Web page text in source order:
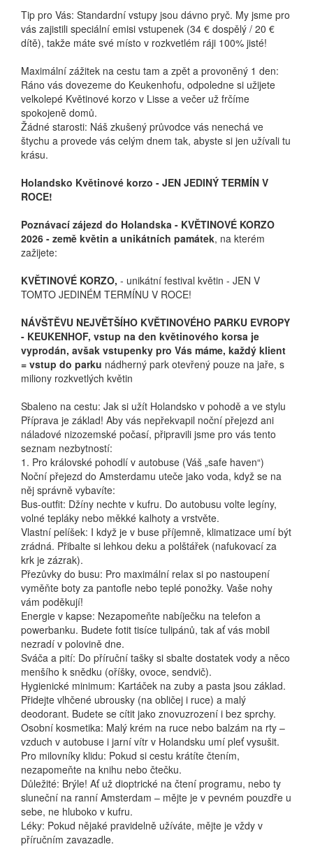
Tip pro Vás: Standardní vstupy jsou dávno pryč. My jsme pro
vás zajistili speciální emisi vstupenek (34 € dospělý / 20 €
dítě), takže máte své místo v rozkvetlém ráji 100% jisté!
Maximální zážitek na cestu tam a zpět a provoněný 1 den:
Ráno vás dovezeme do Keukenhofu, odpoledne si užijete
velkolepé Květinové korzo v Lisse a večer už frčíme
spokojeně domů.
Žádné starosti: Náš zkušený průvodce vás nenechá ve
štychu a provede vás celým dnem tak, abyste si jen užívali tu
krásu.
Holandsko Květinové korzo - JEN JEDINÝ TERMÍN V
ROCE!
Poznávací zájezd do Holandska - KVĚTINOVÉ KORZO
2026 - země květin a unikátních památek, na kterém
zažijete:
KVĚTINOVÉ KORZO, - unikátní festival květin - JEN V
TOMTO JEDINÉM TERMÍNU V ROCE!
NÁVŠTĚVU NEJVĚTŠÍHO KVĚTINOVÉHO PARKU EVROPY
- KEUKENHOF, vstup na den květinového korsa je
vyprodán, avšak vstupenky pro Vás máme, každý klient
= vstup do parku nádherný park otevřený pouze na jaře, s
miliony rozkvetlých květin
Sbaleno na cestu: Jak si užít Holandsko v pohodě a ve stylu
Příprava je základ! Aby vás nepřekvapil noční přejezd ani
náladové nizozemské počasí, připravili jsme pro vás tento
seznam nezbytností:
1. Pro královské pohodlí v autobuse (Váš „safe haven“)
Noční přejezd do Amsterdamu uteče jako voda, když se na
něj správně vybavíte:
Bus-outfit: Džíny nechte v kufru. Do autobusu volte legíny,
volné tepláky nebo měkké kalhoty a vrstvěte.
Vlastní pelíšek: I když je v buse příjemně, klimatizace umí být
zrádná. Přibalte si lehkou deku a polštářek (nafukovací za
krk je zázrak).
Přezůvky do busu: Pro maximální relax si po nastoupení
vyměňte boty za pantofle nebo teplé ponožky. Vaše nohy
vám poděkují!
Energie v kapse: Nezapomeňte nabíječku na telefon a
powerbanku. Budete fotit tisíce tulipánů, tak ať vás mobil
nezradí v polovině dne.
Sváča a pití: Do příruční tašky si sbalte dostatek vody a něco
menšího k snědku (oříšky, ovoce, sendvič).
Hygienické minimum: Kartáček na zuby a pasta jsou základ.
Přidejte vlhčené ubrousky (na obličej i ruce) a malý
deodorant. Budete se cítit jako znovuzrození i bez sprchy.
Osobní kosmetika: Malý krém na ruce nebo balzám na rty –
vzduch v autobuse i jarní vítr v Holandsku umí pleť vysušit.
Pro milovníky klidu: Pokud si cestu krátíte čtením,
nezapomeňte na knihu nebo čtečku.
Důležité: Brýle! Ať už dioptrické na čtení programu, nebo ty
sluneční na ranní Amsterdam – mějte je v pevném pouzdře u
sebe, ne hluboko v kufru.
Léky: Pokud nějaké pravidelně užíváte, mějte je vždy v
příručním zavazadle.